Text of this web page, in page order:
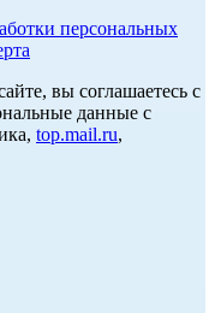
персональных
вы соглашаетесь с
данные с
top.mail.ru,